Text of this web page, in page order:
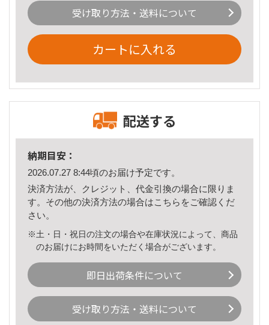
受け取り方法・送料について
カートに入れる
配送する
納期目安：
2026.07.27 8:44頃のお届け予定です。
決済方法が、クレジット、代金引換の場合に限りま
す。その他の決済方法の場合はこちら をご確認くだ
さい。
※土・日・祝日の注文の場合や在庫状況によって、商品
のお届けにお時間をいただく場合がございます。
即日出荷条件について
受け取り方法・送料について